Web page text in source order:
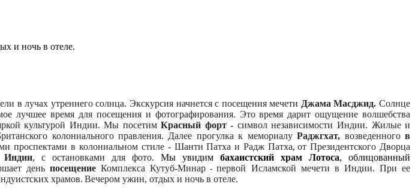
и ночь в отеле.
в лучах утреннего солнца. Экскурсия начнется с посещения мечети Джама Масджид.Солнце
лучшее время для посещения и фотографирования. Это время дарит ощущение волшебства
культурой Индии. Мы посетимКрасный форт - символ независимости Индии. Жилые и
колониального правления. Далее прогулка к мемориалуРаджгхат, возведенногов
проспектами в колониальном стиле- Шанти Патха и Радж Патха,от Президентского Дворца
Индии, с остановками для фото. Мы увидим бахаистский храм Лотоса, облицованный
деньпосещение Комплекса Кутуб-Минар -первой Исламской мечети в Индии. При ее
храмов. Вечером ужин, отдых и ночь в отеле.